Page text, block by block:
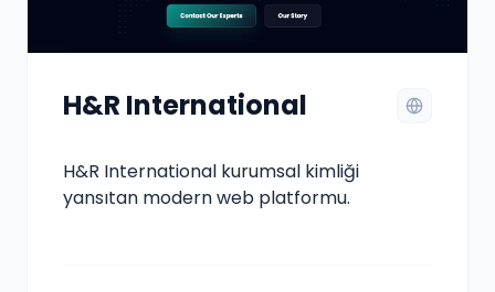
H&R International
H&R International kurumsal kimliği
yansıtan modern web platformu.